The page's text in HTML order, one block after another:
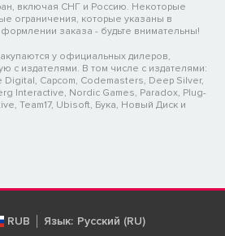
включая СНГ и Россию. Некоторые
ограничения, которые указаны в
заказа - будьте внимательны!
у официальных дилеров,
с издателями. В том числе с издателями:
Digital, Capcom, Codemasters, Deep Silver,
Interactive, Nordic Games, Paradox, Plug-
Team17, Ubisoft, Бука, Новый Диск и
RUB Язык: Русский (RU)